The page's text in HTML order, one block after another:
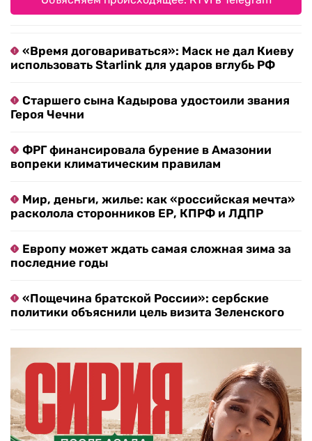
«Время договариваться»: Маск не дал Киеву
использовать Starlink для ударов вглубь РФ
Старшего сына Кадырова удостоили звания
Героя Чечни
ФРГ финансировала бурение в Амазонии
вопреки климатическим правилам
Мир, деньги, жилье: как «российская мечта»
расколола сторонников ЕР, КПРФ и ЛДПР
Европу может ждать самая сложная зима за
последние годы
«Пощечина братской России»: сербские
политики объяснили цель визита Зеленского